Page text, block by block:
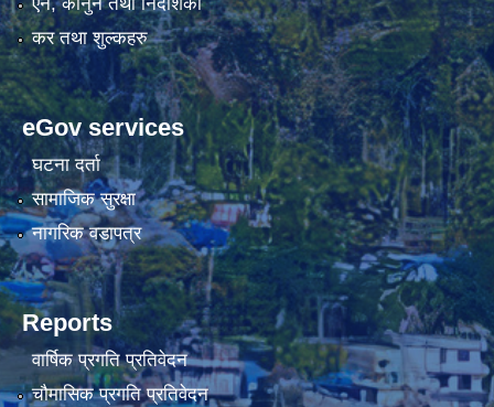
कर तथा शुल्कहरु
eGov services
घटना दर्ता
सामाजिक सुरक्षा
नागरिक वडापत्र
Reports
वार्षिक प्रगति प्रतिवेदन
चौमासिक प्रगति प्रतिवेदन